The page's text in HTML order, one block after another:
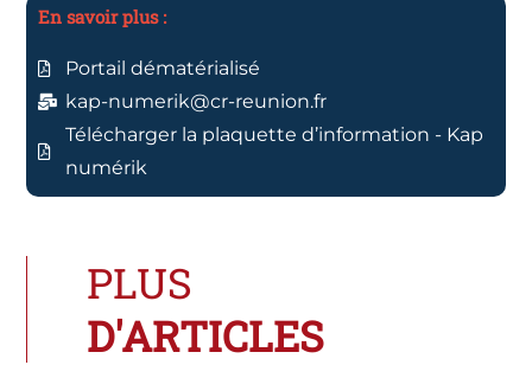
En savoir plus :
Portail dématérialisé
kap-numerik@cr-reunion.fr
Télécharger la plaquette d’information - Kap
numérik
PLUS
D'ARTICLES